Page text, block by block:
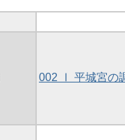
002 Ⅰ 平城宮の